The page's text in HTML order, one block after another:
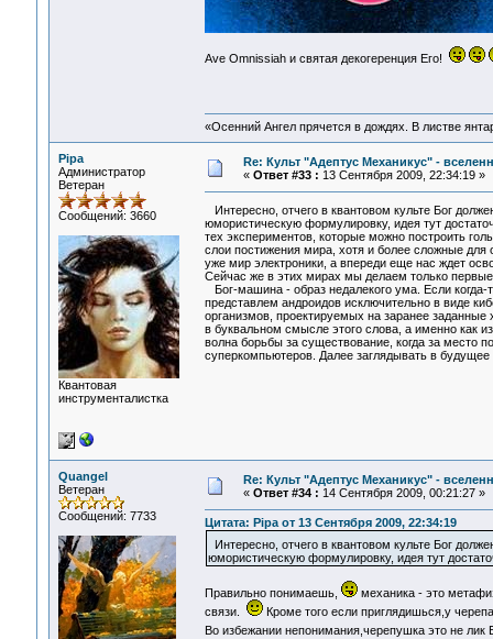
Ave Omnissiah и святая декогеренция Его!
«Осенний Ангел прячется в дождях. В листве
Pipa
Администратор
Ветеран
Сообщений: 3660
Квантовая
инструменталистка
Re: Культ "Адептус Механикус" -
« Ответ #33 : 13 Сентября 2009, 22:34:19 »
Интересно, отчего в квантовом культе Бог
юмористическую формулировку, идея тут
тех экспериментов, которые можно построить
слои постижения мира, хотя и более сложные
уже мир электроники, а впереди еще нас ждет
Сейчас же в этих мирах мы делаем только
Бог-машина - образ недалекого ума. Если когда-
представлем андроидов исключительно в виде
организмов, проектируемых на заранее
в буквальном смысле этого слова, а именно как
волна борьбы за существование, когда за место
суперкомпьютеров. Далее заглядывать в
Quangel
Ветеран
Сообщений: 7733
Re: Культ "Адептус Механикус" -
« Ответ #34 : 14 Сентября 2009, 00:21:27 »
Цитата: Pipa от 13 Сентября 2009, 22:34:19
Интересно, отчего в квантовом культе Бог
юмористическую формулировку, идея тут
Правильно понимаешь,
механика - это
связи.
Кроме того если приглядишься,у
Во избежании непонимания,черепушка это не